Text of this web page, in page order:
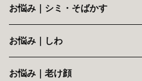
お悩み｜シミ・そばかす
お悩み｜しわ
お悩み｜老け顔